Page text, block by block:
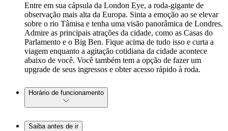
Entre em sua cápsula da London Eye, a roda-gigante de
observação mais alta da Europa. Sinta a emoção ao se elevar
sobre o rio Tâmisa e tenha uma visão panorâmica de Londres.
Admire as principais atrações da cidade, como as Casas do
Parlamento e o Big Ben. Fique acima de tudo isso e curta a
viagem enquanto a agitação cotidiana da cidade acontece
abaixo de você. Você também tem a opção de fazer um
upgrade de seus ingressos e obter acesso rápido à roda.
Horário de funcionamento
Saiba antes de ir